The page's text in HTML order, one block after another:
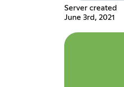
Server created
June 3rd, 2021